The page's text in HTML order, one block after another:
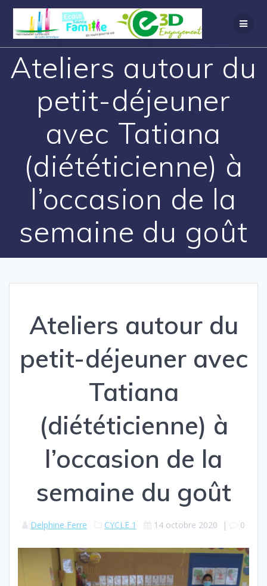
Ateliers autour du
petit-déjeuner
avec Tatiana
(diététicienne) à
l’occasion de la
semaine du goût
Ateliers autour du
petit-déjeuner avec
Tatiana
(diététicienne) à
l’occasion de la
semaine du goût
Delphine Ferre CYCLE 1 14 octobre 2020 | 0